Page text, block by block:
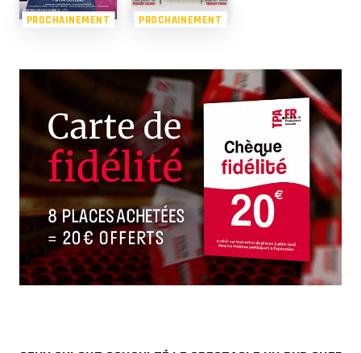
PROCHAINEMENT PROCHAINEMENT